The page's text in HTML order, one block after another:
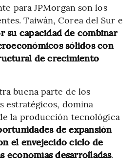
para JPMorgan son los
Taiwán, Corea del Sur e
su capacidad de combinar
sólidos con
de crecimiento
buena parte de los
estratégicos, domina
la producción tecnológica
de expansión
el envejecido ciclo de
economías desarrolladas.